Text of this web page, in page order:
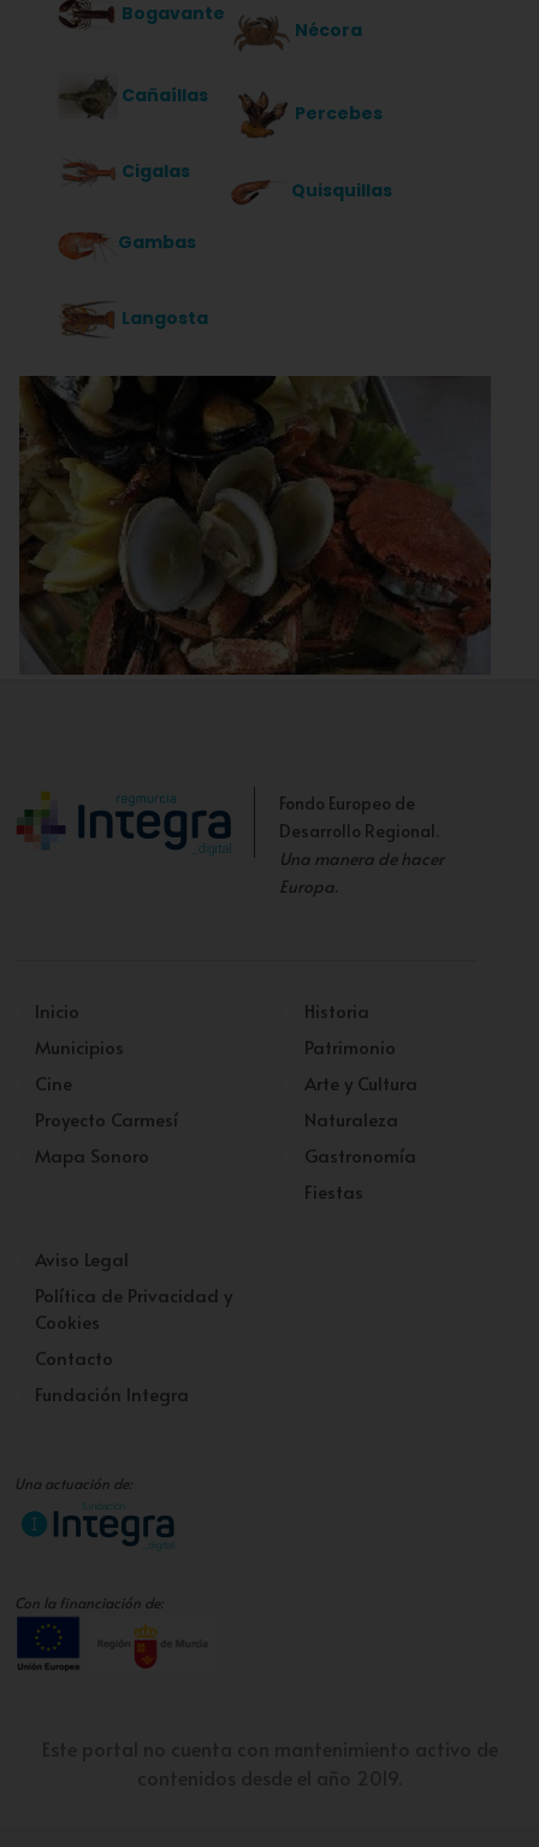
Bogavante
Cañaíllas
Cigalas
Gambas
Langosta
Nécora
Percebes
Quisquillas
Fondo Europeo de
Desarrollo Regional.
Una manera de hacer
Europa.
Inicio
Municipios
Cine
Proyecto Carmesí
Mapa Sonoro
Historia
Patrimonio
Arte y Cultura
Naturaleza
Gastronomía
Fiestas
Aviso Legal
Política de Privacidad y
Cookies
Contacto
Fundación Integra
Una actuación de:
Con la financiación de: